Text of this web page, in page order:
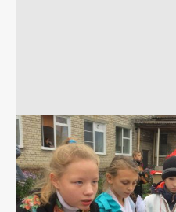
Раскрывая
Школьники из села
необычную ярмарку
15 октября 2018, 20:09